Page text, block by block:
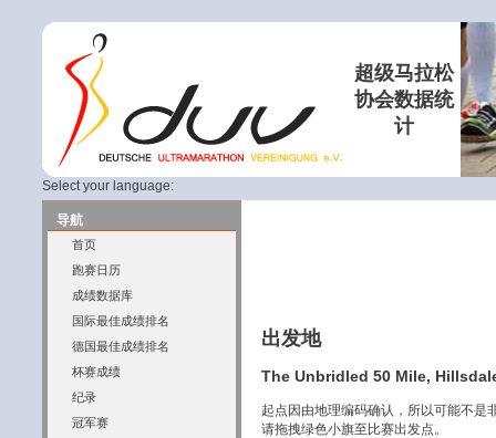
超级马拉松
协会数据统
计
Select your language:
导航
首页
跑赛日历
成绩数据库
国际最佳成绩排名
德国最佳成绩排名
杯赛成绩
纪录
冠军赛
出发地
The Unbridled 50 Mile,
起点因由地理编码确认，所以可能不是
请拖拽绿色小旗至比赛出发点。